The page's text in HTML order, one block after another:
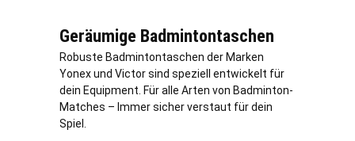
Geräumige Badmintontaschen
Robuste Badmintontaschen der Marken
Yonex und Victor sind speziell entwickelt für
dein Equipment. Für alle Arten von Badminton-
Matches – Immer sicher verstaut für dein
Spiel.